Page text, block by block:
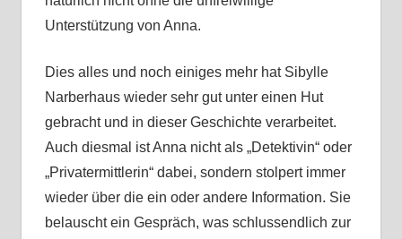
Unterstützung von Anna.
Dies alles und noch einiges mehr hat Sibylle
Narberhaus wieder sehr gut unter einen Hut
gebracht und in dieser Geschichte verarbeitet.
Auch diesmal ist Anna nicht als „Detektivin“ oder
„Privatermittlerin“ dabei, sondern stolpert immer
wieder über die ein oder andere Information. Sie
belauscht ein Gespräch, was schlussendlich zur